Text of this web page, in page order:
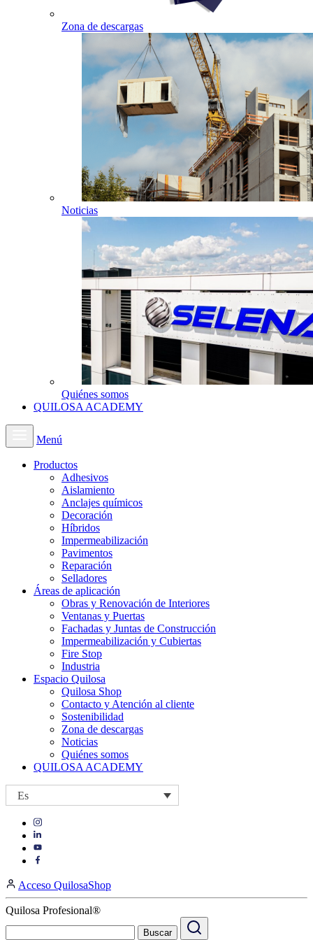
Zona de descargas
Noticias
Quiénes somos
QUILOSA ACADEMY
Menú
Productos
Adhesivos
Aislamiento
Anclajes químicos
Decoración
Híbridos
Impermeabilización
Pavimentos
Reparación
Selladores
Áreas de aplicación
Obras y Renovación de Interiores
Ventanas y Puertas
Fachadas y Juntas de Construcción
Impermeabilización y Cubiertas
Fire Stop
Industria
Espacio Quilosa
Quilosa Shop
Contacto y Atención al cliente
Sostenibilidad
Zona de descargas
Noticias
Quiénes somos
QUILOSA ACADEMY
Es
Visit
https://www.instagram.com/quilosa_selena/
Visit
our
Visit
page
https://www.facebook.com/QuilosaSelenaIberia/
page
Acceso QuilosaShop
Quilosa Profesional®